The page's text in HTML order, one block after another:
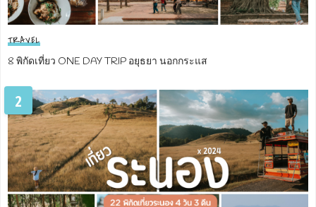
TRAVEL
8 พิกัดเที่ยว ONE DAY TRIP อยุธยา นอกกระแส
2